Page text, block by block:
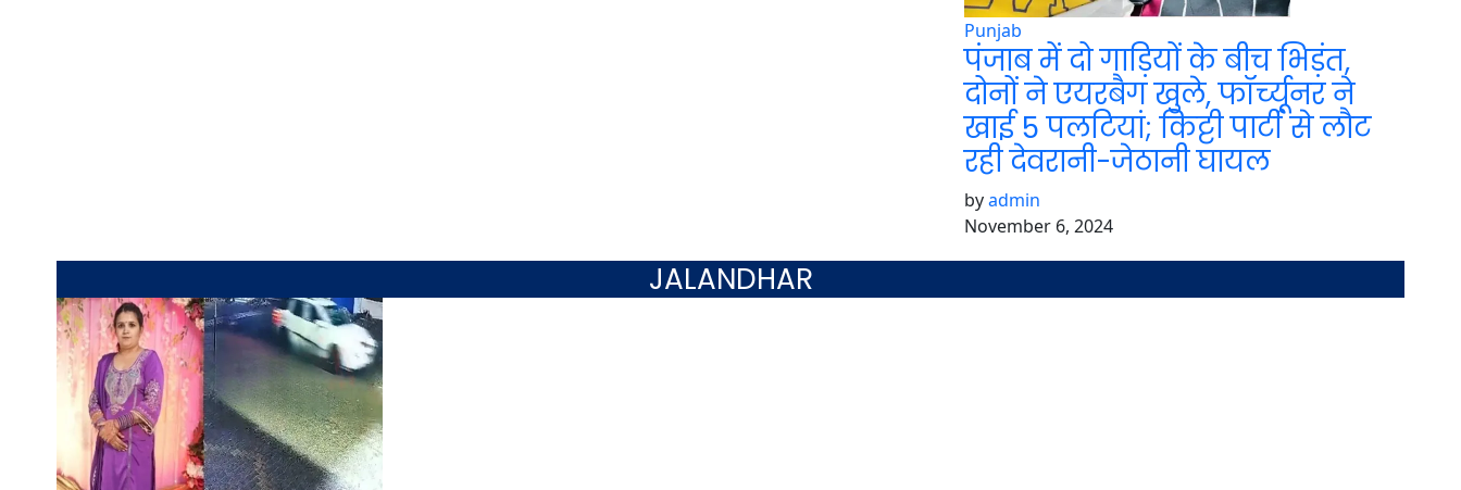
Punjab
पंजाब में दो गाड़ियों के बीच भिड़ंत,
दोनों ने एयरबैग खुले, फॉर्च्यूनर ने
खाई 5 पलटियां; किट्टी पार्टी से लौट
रही देवरानी-जेठानी घायल
byadmin
November 6, 2024
JALANDHAR